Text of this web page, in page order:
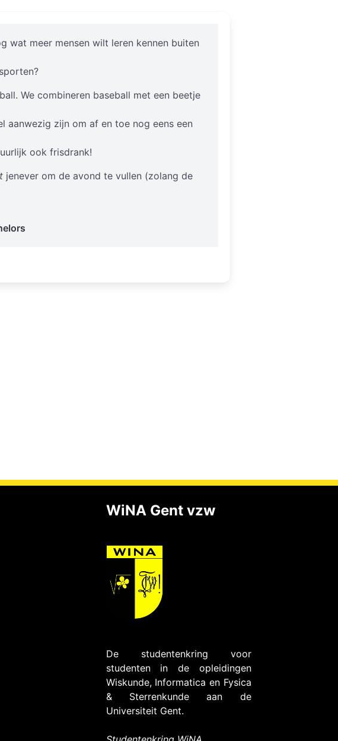
wat meer mensen wilt leren kennen buiten
We combineren baseball met een beetje
aanwezig zijn om af en toe nog eens een
ook frisdrank!
jenever om de avond te vullen (zolang de
WiNA Gent vzw
De studentenkring voor
studenten in de opleidingen
Wiskunde, Informatica en Fysica
& Sterrenkunde aan de
Universiteit Gent.